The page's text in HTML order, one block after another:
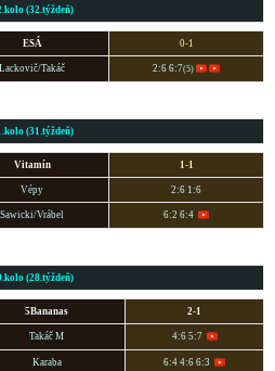
(32.týždeň)
ESÁ 0-1
Lackovič/Takáč 2:6 6:7(5)
(31.týždeň)
Vitamín 1-1
Vépy 2:6 1:6
Sawicki/Vrábel 6:2 6:4
(28.týždeň)
5Bananas 2-1
Takáč M 4:6 5:7
Karaba 6:4 4:6 6:3